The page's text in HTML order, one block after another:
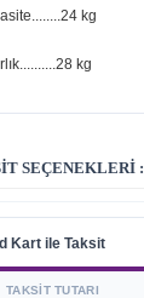
kg
kg
SEÇENEKLERI :
Kart ile Taksit
TAKSIT TUTARI